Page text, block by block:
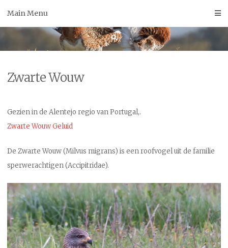
Main Menu
Zwarte Wouw
Gezien in de Alentejo regio van Portugal,.
Zwarte Wouw Geluid
De Zwarte Wouw (Milvus migrans) is een roofvogel uit de familie
sperwerachtigen (Accipitridae).